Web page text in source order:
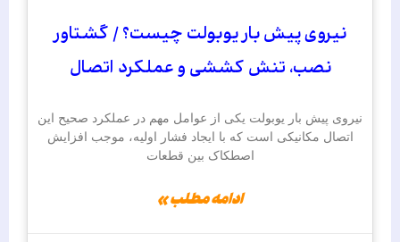
نیروی پیش بار یوبولت چیست؟ / گشتاور
نصب، تنش کششی و عملکرد اتصال
نیروی پیش‌ بار یوبولت یکی از عوامل مهم در عملکرد صحیح این
اتصال مکانیکی است که با ایجاد فشار اولیه، موجب افزایش
اصطکاک بین قطعات
ادامه مطلب »